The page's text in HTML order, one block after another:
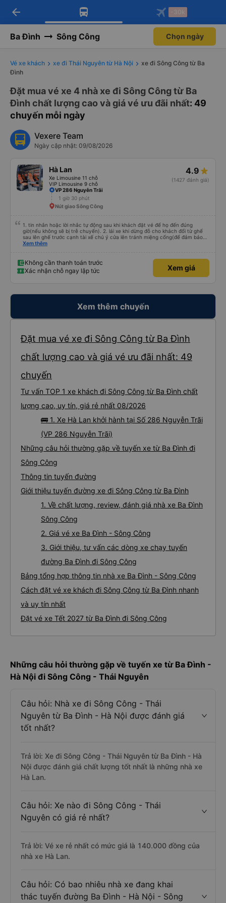
Tải app Vexere ngay!
Nhận ưu đãi thành viên độc
Mở app
Tải app Vexere
-30k/ghế khi đặt vé máy bay qua
Mở app
arrow_back -30k
Ba Đình Sông Công Chọn ngày
Vé xe khách xe đi Thái Nguyên từ Hà Nội
xe đi Sông Công từ Ba
Đình
Đặt mua vé xe 4 nhà xe đi Sông Công từ Ba
Đình chất lượng cao và giá vé ưu đãi nhất: 49
chuyến mỗi ngày
Vexere Team
Ngày cập nhật: 09/08/2026
Hà Lan
Xe Limousine 11 chỗ
VIP Limousine 9 chỗ
4.9
(1427 đánh giá)
VP 286 Nguyễn Trãi
1 giờ 30 phút
Nút giao Sông Công
1. tin nhắn hoặc lời nhắc tự động sau khi khách đặt vé để họ đến đúng
giờ(nếu không sẽ bị trễ chuyến). 2. lái xe khi dừng đỗ cho khách đổi từ ghế
sau lên ghế trước cạnh tài xế chú ý cửa lên tránh miệng cống(để đảm bảo
an toàn cho khách- tại HN: miệng cống bằng sắt chữ nhật dạng ô lưới, cửa
Tng kịp 20h, để khách nối chuyến Xe 11 chỗ nên thoáng đãng.
Xem thêm
Không cần thanh toán trước
Xác nhận chỗ ngay lập tức
Xem giá
Xem thêm chuyến
Đặt mua vé xe đi Sông Công từ Ba Đình
chất lượng cao và giá vé ưu đãi nhất: 49
chuyến
Tư vấn TOP 1 xe khách đi Sông Công từ Ba Đình chất
lượng cao, uy tín, giá rẻ nhất 08/2026
🚌 1. Xe Hà Lan khởi hành tại Số 286 Nguyễn Trãi
(VP 286 Nguyễn Trãi)
Những câu hỏi thường gặp về tuyến xe từ Ba Đình đi
Sông Công
Thông tin tuyến đường
Giới thiệu tuyến đường xe đi Sông Công từ Ba Đình
1. Về chất lượng, review, đánh giá nhà xe Ba Đình
Sông Công
2. Giá vé xe Ba Đình - Sông Công
3. Giới thiệu, tư vấn các dòng xe chạy tuyến
đường Ba Đình đi Sông Công
Bảng tổng hợp thông tin nhà xe Ba Đình - Sông Công
Cách đặt vé xe khách đi Sông Công từ Ba Đình nhanh
và uy tín nhất
Đặt vé xe Tết 2027 từ Ba Đình đi Sông Công
Những câu hỏi thường gặp về tuyến xe từ Ba Đình -
Hà Nội đi Sông Công - Thái Nguyên
Câu hỏi: Nhà xe đi Sông Công - Thái
Nguyên từ Ba Đình - Hà Nội được đánh giá
tốt nhất?
Trả lời: Xe đi Sông Công - Thái Nguyên từ Ba Đình - Hà
Nội được đánh giá chất lượng tốt nhất là những nhà xe
Hà Lan.
Câu hỏi: Xe nào đi Sông Công - Thái
Nguyên có giá rẻ nhất?
Trả lời: Vé xe rẻ nhất có mức giá là 140.000 đồng của
nhà xe Hà Lan.
Câu hỏi: Có bao nhiêu nhà xe đang khai
thác tuyến đường Ba Đình - Hà Nội - Sông